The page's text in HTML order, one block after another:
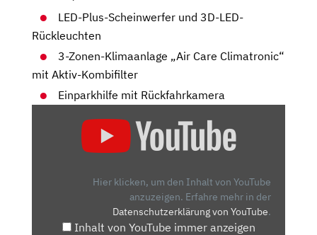
LED-Plus-Scheinwerfer und 3D-LED-
Rückleuchten
3-Zonen-Klimaanlage „Air Care Climatronic“
mit Aktiv-Kombifilter
Einparkhilfe mit Rückfahrkamera
Hier klicken, um den Inhalt von YouTube
anzuzeigen. Erfahre mehr in der
Datenschutzerklärung von YouTube.
Inhalt von YouTube immer anzeigen